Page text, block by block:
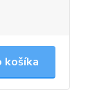
košíka